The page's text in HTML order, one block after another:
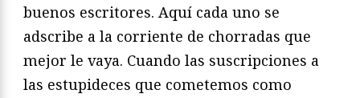
buenos escritores. Aquí cada uno se
adscribe a la corriente de chorradas que
mejor le vaya. Cuando las suscripciones a
las estupideces que cometemos como